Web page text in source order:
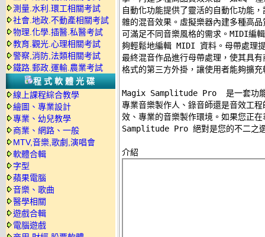
測量.水利.環工相關考試
社會.地政.不動產相關考試
物理.化學.插醫.私醫考試
教育.觀光.心理相關考試
警察,消防,法類相關考試
鐵路.郵政.運輸.農業考試
程式軟體光碟
線上課程綜合教學
繪圖、專業設計
專業、幼兒教學
商業、網路、一般
MTV,音樂,歌劇,演唱會
軟體合輯
字型
蘋果電腦
音樂、歌曲
醫學相關
遊戲合輯
電腦遊戲
自動化功能提供了靈活的自動化功能
雜的混音效果。虛擬樂器內建多種高
可滿足不同音樂風格的需求。MIDI
夠輕鬆地編輯 MIDI 資料。母帶處理
最終混音作品進行母帶處理，使其具
格式的第三方外掛，讓使用者能夠擴
Magix Samplitude Pro  是一套功能
專業音樂製作人、錄音師還是音效
效、專業的音樂製作環境。如果您正
Samplitude Pro 絕對是您的不二之